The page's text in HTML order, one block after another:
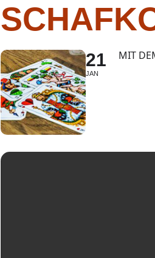
21
JAN
MIT